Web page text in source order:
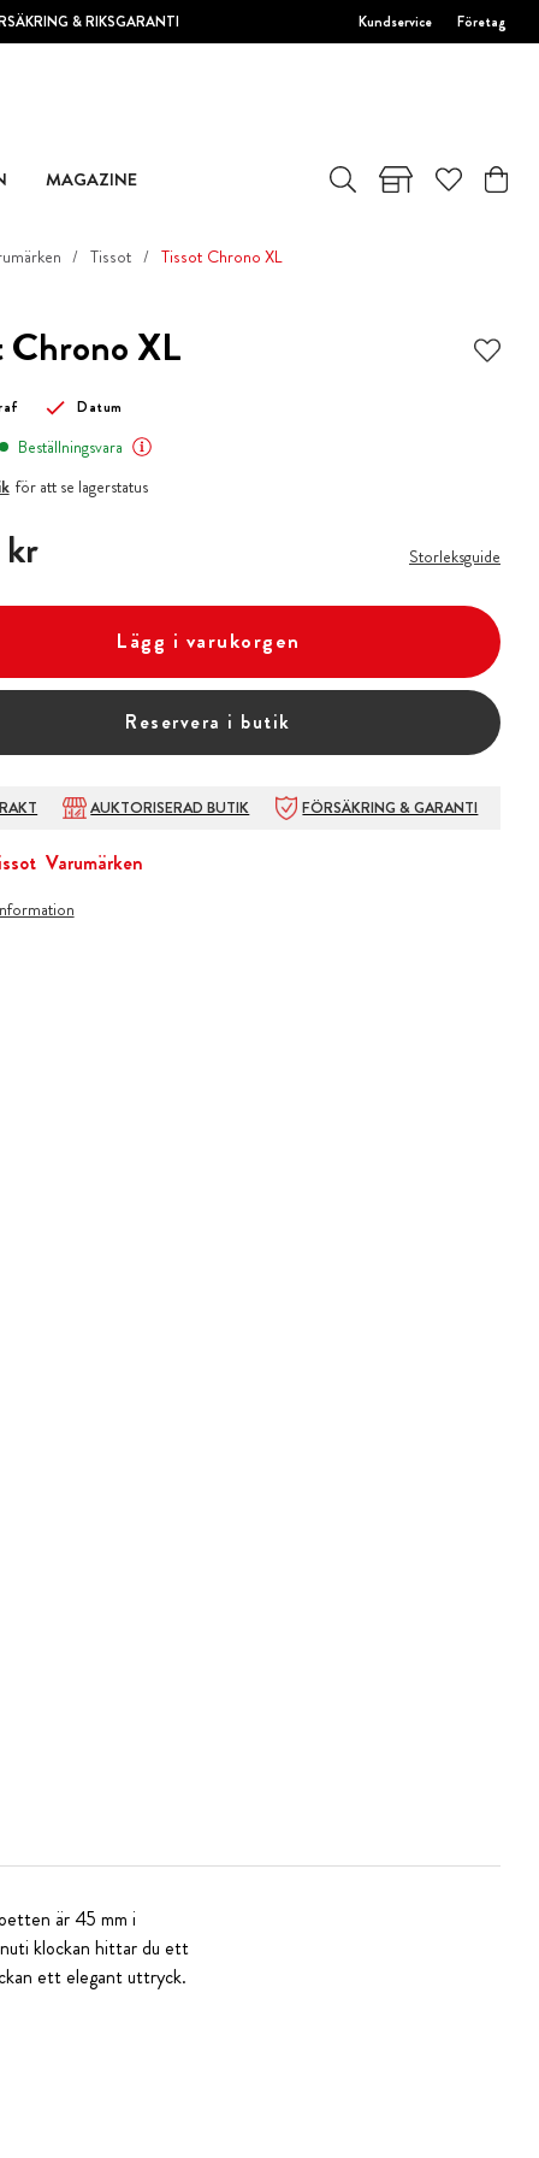
& RIKSGARANTI Kundservice Företag
MAGAZINE
Tissot Tissot Chrono XL
Chrono XL
Datum
Beställningsvara
för att se lagerstatus
Storleksguide
Lägg i varukorgen
Reservera i butik
AUKTORISERAD BUTIK FÖRSÄKRING & GARANTI
Varumärken
är 45 mm i
klockan hittar du ett
ett elegant uttryck.